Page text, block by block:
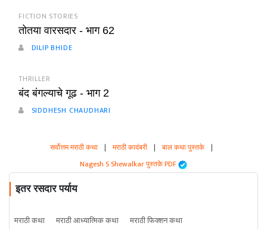
FICTION STORIES
तोतया वारसदार - भाग 62
DILIP BHIDE
THRILLER
बंद बंगल्याचे गूढ - भाग 2
SIDDHESH CHAUDHARI
सर्वोत्तम मराठी कथा | मराठी कादंबरी | बाल कथा पुस्तके |
Nagesh S Shewalkar पुस्तके PDF
इतर रसदार पर्याय
मराठी कथा मराठी आध्यात्मिक कथा
मराठी फिक्शन कथा